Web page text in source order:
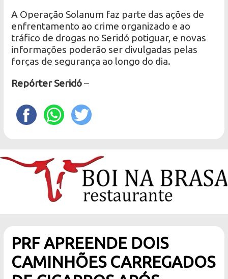
A Operação Solanum faz parte das ações de
enfrentamento ao crime organizado e ao
tráfico de drogas no Seridó potiguar, e novas
informações poderão ser divulgadas pelas
forças de segurança ao longo do dia.
Repórter Seridó–
PRF APREENDE DOIS
CAMINHÕES CARREGADOS